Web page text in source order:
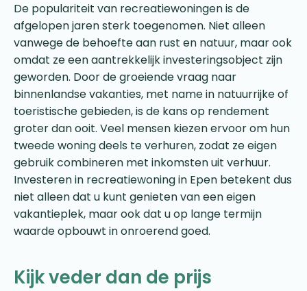
De populariteit van recreatiewoningen is de
afgelopen jaren sterk toegenomen. Niet alleen
vanwege de behoefte aan rust en natuur, maar ook
omdat ze een aantrekkelijk investeringsobject zijn
geworden. Door de groeiende vraag naar
binnenlandse vakanties, met name in natuurrijke of
toeristische gebieden, is de kans op rendement
groter dan ooit. Veel mensen kiezen ervoor om hun
tweede woning deels te verhuren, zodat ze eigen
gebruik combineren met inkomsten uit verhuur.
Investeren in recreatiewoning in Epen betekent dus
niet alleen dat u kunt genieten van een eigen
vakantieplek, maar ook dat u op lange termijn
waarde opbouwt in onroerend goed.
Kijk veder dan de prijs